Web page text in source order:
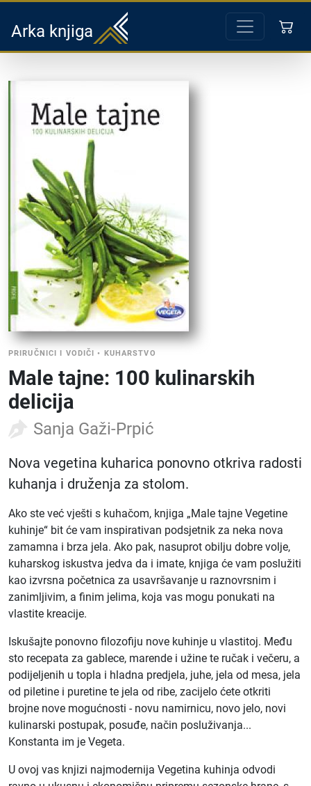
Arka knjiga
PRIRUČNICI I VODIČI • KUHARSTVO
Male tajne: 100 kulinarskih
delicija
Sanja Gaži-Prpić
Nova vegetina kuharica ponovno otkriva radosti
kuhanja i druženja za stolom.
Ako ste već vješti s kuhačom, knjiga „Male tajne Vegetine
kuhinje“ bit će vam inspirativan podsjetnik za neka nova
zamamna i brza jela. Ako pak, nasuprot obilju dobre volje,
kuharskog iskustva jedva da i imate, knjiga će vam poslužiti
kao izvrsna početnica za usavršavanje u raznovrsnim i
zanimljivim, a finim jelima, koja vas mogu ponukati na
vlastite kreacije.
Iskušajte ponovno filozofiju nove kuhinje u vlastitoj. Među
sto recepata za gablece, marende i užine te ručak i večeru, a
podijeljenih u topla i hladna predjela, juhe, jela od mesa, jela
od piletine i puretine te jela od ribe, zacijelo ćete otkriti
brojne nove mogućnosti - novu namirnicu, novo jelo, novi
kulinarski postupak, posuđe, način posluživanja...
Konstanta im je Vegeta.
U ovoj vas knjizi najmodernija Vegetina kuhinja odvodi